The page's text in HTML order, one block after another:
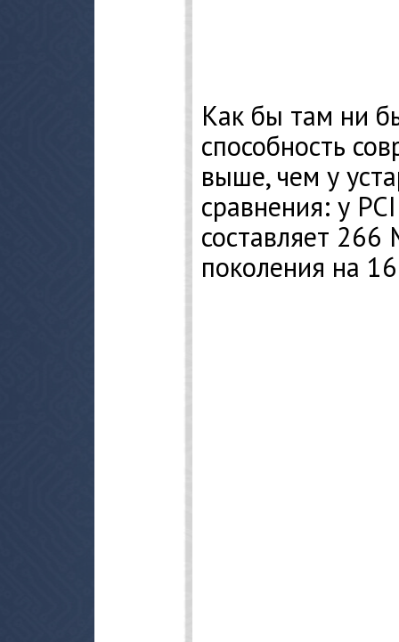
Как бы там ни
способность
выше, чем у
сравнения: у
составляет 266
поколения на